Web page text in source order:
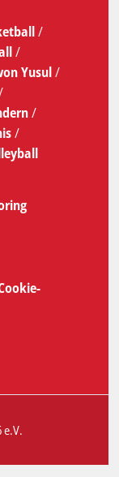
/
/
Yusul/
/
/